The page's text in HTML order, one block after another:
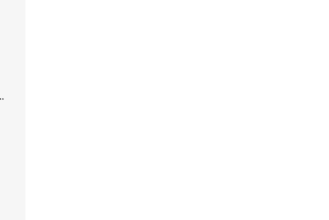
ran a jizev 200ml